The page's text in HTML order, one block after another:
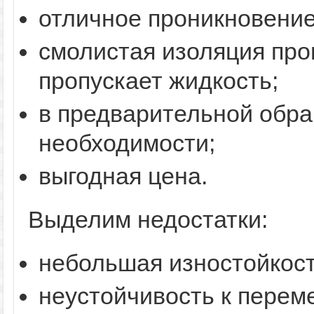
отличное
смолистая изоляция
пропускает жидкость;
в предварительной
необходимости;
выгодная цена.
Выделим недостатки:
небольшая
неустойчивость к